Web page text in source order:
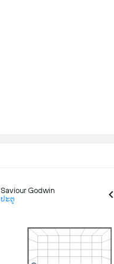
Saviour Godwin
ປະຕູ